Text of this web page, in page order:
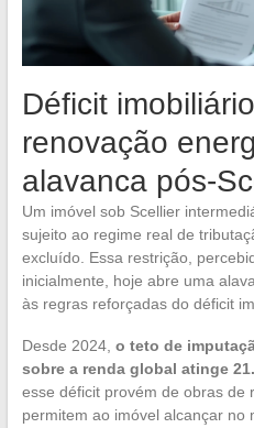
Déficit
renovação
alavanca pós-
Um imóvel sob Scellier
sujeito ao regime real de
excluído. Essa restrição,
inicialmente, hoje abre uma
às regras reforçadas do déficit
Desde 2024, o teto de
sobre a renda global atinge
esse déficit provém de obras de
permitem ao imóvel alcançar no